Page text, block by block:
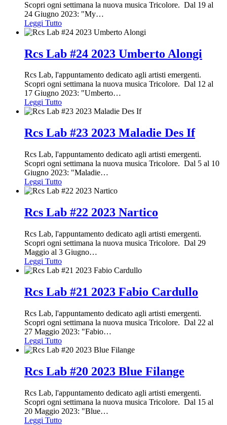
Scopri ogni settimana la nuova musica Tricolore. Dal 19 al
24 Giugno 2023: "My…
Leggi Tutto
Rcs Lab #24 2023 Umberto Alongi
Rcs Lab, l'appuntamento dedicato agli artisti emergenti.
Scopri ogni settimana la nuova musica Tricolore. Dal 12 al
17 Giugno 2023: "Umberto…
Leggi Tutto
Rcs Lab #23 2023 Maladie Des If
Rcs Lab, l'appuntamento dedicato agli artisti emergenti.
Scopri ogni settimana la nuova musica Tricolore. Dal 5 al 10
Giugno 2023: "Maladie…
Leggi Tutto
Rcs Lab #22 2023 Nartico
Rcs Lab, l'appuntamento dedicato agli artisti emergenti.
Scopri ogni settimana la nuova musica Tricolore. Dal 29
Maggio al 3 Giugno…
Leggi Tutto
Rcs Lab #21 2023 Fabio Cardullo
Rcs Lab, l'appuntamento dedicato agli artisti emergenti.
Scopri ogni settimana la nuova musica Tricolore. Dal 22 al
27 Maggio 2023: "Fabio…
Leggi Tutto
Rcs Lab #20 2023 Blue Filange
Rcs Lab, l'appuntamento dedicato agli artisti emergenti.
Scopri ogni settimana la nuova musica Tricolore. Dal 15 al
20 Maggio 2023: "Blue…
Leggi Tutto